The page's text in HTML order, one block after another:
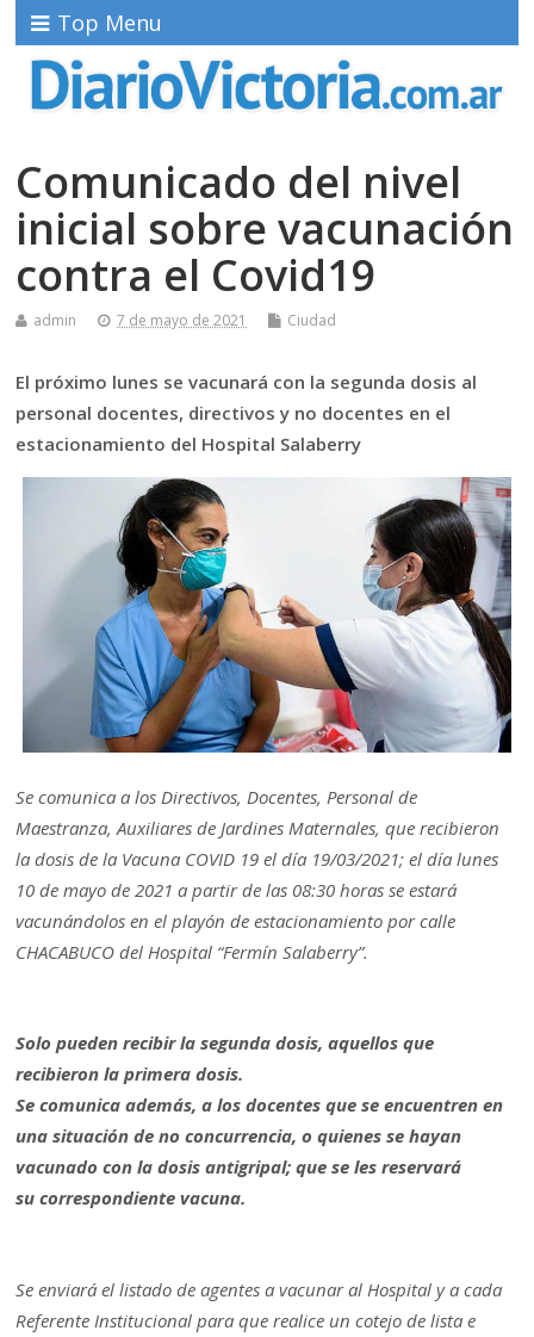
Top Menu
Comunicado del nivel
inicial sobre vacunación
contra el Covid19
admin 7 de mayo de 2021 Ciudad
El próximo lunes se vacunará con la segunda dosis al
personal docentes, directivos y no docentes en el
estacionamiento del Hospital Salaberry
Se comunica a los Directivos, Docentes, Personal de
Maestranza, Auxiliares de Jardines Maternales, que recibieron
la dosis de la Vacuna COVID 19 el día 19/03/2021; el día lunes
10 de mayo de 2021 a partir de las 08:30 horas se estará
vacunándolos en el playón de estacionamiento por calle
CHACABUCO del Hospital “Fermín Salaberry”.
Solo pueden recibir la segunda dosis, aquellos que
recibieron la primera dosis.
Se comunica además, a los docentes que se encuentren en
una situación de no concurrencia, o quienes se hayan
vacunado con la dosis antigripal; que se les reservará
su correspondiente vacuna.
Se enviará el listado de agentes a vacunar al Hospital y a cada
Referente Institucional para que realice un cotejo de lista e